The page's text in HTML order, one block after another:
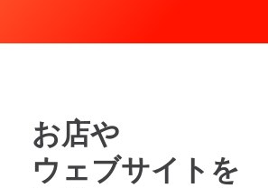
お店や
ウェブサイトを